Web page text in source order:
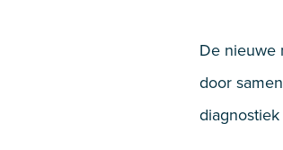
De nieuwe
door